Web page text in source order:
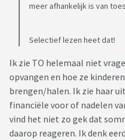
meer afhankelijk is van
Selectief lezen heet dat!
Ik zie TO helemaal niet
opvangen en hoe ze
brengen/halen. Ik zie haar
financiële voor of nadelen
vind het niet zo gek dat
daarop reageren. Ik denk